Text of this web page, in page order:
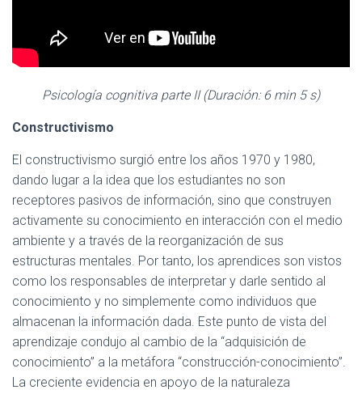
Psicología cognitiva parte II (Duración: 6 min 5 s)
Constructivismo
El constructivismo surgió entre los años 1970 y 1980,
dando lugar a la idea que los estudiantes no son
receptores pasivos de información, sino que construyen
activamente su conocimiento en interacción con el medio
ambiente y a través de la reorganización de sus
estructuras mentales. Por tanto, los aprendices son vistos
como los responsables de interpretar y darle sentido al
conocimiento y no simplemente como individuos que
almacenan la información dada. Este punto de vista del
aprendizaje condujo al cambio de la “adquisición de
conocimiento” a la metáfora “construcción-conocimiento”.
La creciente evidencia en apoyo de la naturaleza